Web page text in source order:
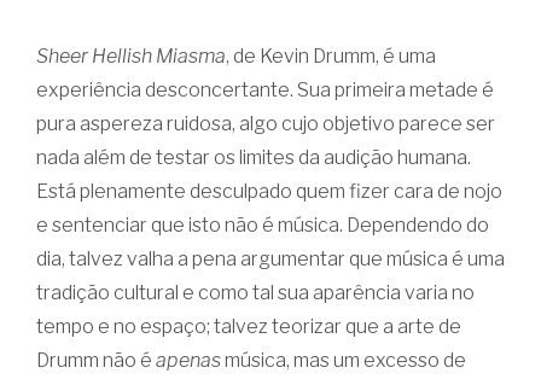
Sheer Hellish Miasma, de Kevin Drumm, é uma
experiência desconcertante. Sua primeira metade é
pura aspereza ruidosa, algo cujo objetivo parece ser
nada além de testar os limites da audição humana.
Está plenamente desculpado quem fizer cara de nojo
e sentenciar que isto não é música. Dependendo do
dia, talvez valha a pena argumentar que música é uma
tradição cultural e como tal sua aparência varia no
tempo e no espaço; talvez teorizar que a arte de
Drumm não é apenasmúsica, mas um excesso de